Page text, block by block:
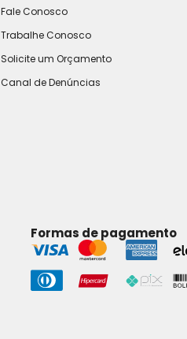
Fale Conosco
Trabalhe Conosco
Solicite um Orçamento
Canal de Denúncias
Formas de pagamento